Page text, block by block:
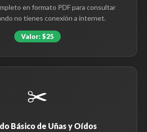
en formato PDF para consultar
no tienes conexión a internet.
Valor: $25
✂️
Básico de Uñas y Oídos